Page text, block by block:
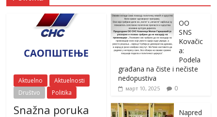
Aktuelno
Aktuelnosti
Društvo
Politika
Snažna poruka
OO
SNS
Kovačic
a:
Podela
građana na čiste i nečiste
nedopustiva
март 10, 2025 0
Napred